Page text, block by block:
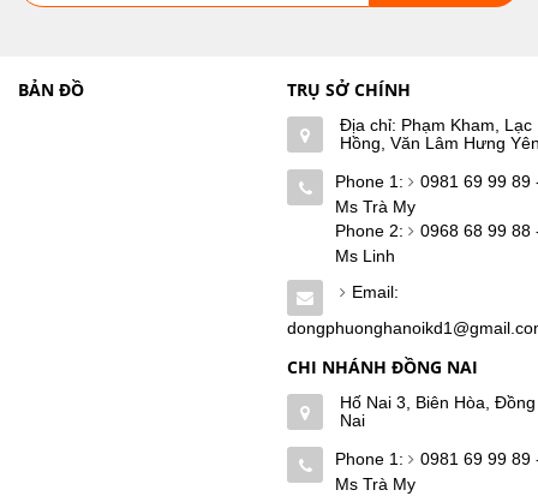
BẢN ĐỒ TRỤ SỞ CHÍNH
Địa chỉ: Phạm Kham, Lạc
Hồng, Văn Lâm Hưng
Phone 1:
0981 69 99 89
Ms Trà My
Phone 2:
0968 68 99 88
Ms Linh
Email:
CHI NHÁNH ĐỒNG NAI
Hố Nai 3, Biên Hòa, Đồng
Nai
Phone 1:
0981 69 99 89
Ms Trà My